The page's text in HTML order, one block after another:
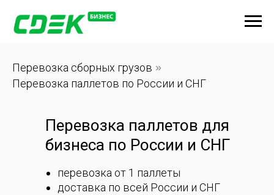
Перевозка сборных грузов »
Перевозка паллетов по России и СНГ
Перевозка паллетов для
бизнеса по России и СНГ
перевозка от 1 паллеты
доставка по всей России и СНГ